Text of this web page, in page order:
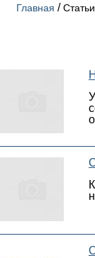
Главная /Статьи